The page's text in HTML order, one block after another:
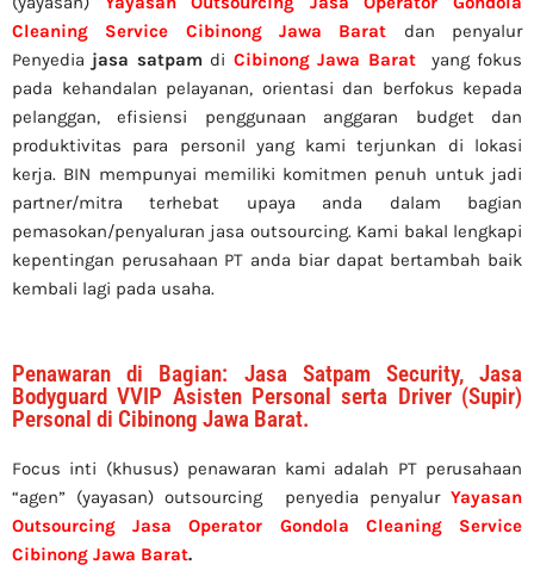
Cleaning Service Cibinong Jawa Barat dan penyalur
Penyedia jasa satpam di Cibinong Jawa Barat
yang fokus
pada kehandalan pelayanan, orientasi dan berfokus kepada
pelanggan, efisiensi penggunaan anggaran budget dan
produktivitas para personil yang kami terjunkan di lokasi
kerja. BIN mempunyai memiliki komitmen penuh untuk jadi
partner/mitra terhebat upaya anda dalam bagian
pemasokan/penyaluran jasa outsourcing. Kami bakal lengkapi
kepentingan perusahaan PT anda biar dapat bertambah baik
kembali lagi pada usaha.
Penawaran di Bagian: Jasa Satpam Security, Jasa
Bodyguard VVIP Asisten Personal serta Driver (Supir)
Personal di Cibinong Jawa Barat.
Focus inti (khusus) penawaran kami adalah PT perusahaan
“agen” (yayasan) outsourcing penyedia penyalur Yayasan
Outsourcing Jasa Operator Gondola Cleaning Service
Cibinong Jawa Barat.